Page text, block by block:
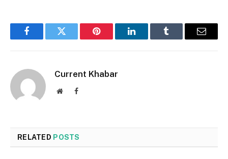
FacebookTwitter Pinterest LinkedInTumblr Email
Current Khabar
WebsiteFacebook
RELATED POSTS